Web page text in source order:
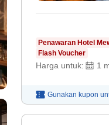
Penawaran Hotel
Flash Voucher
Harga untuk: 1
Gunakan kupon